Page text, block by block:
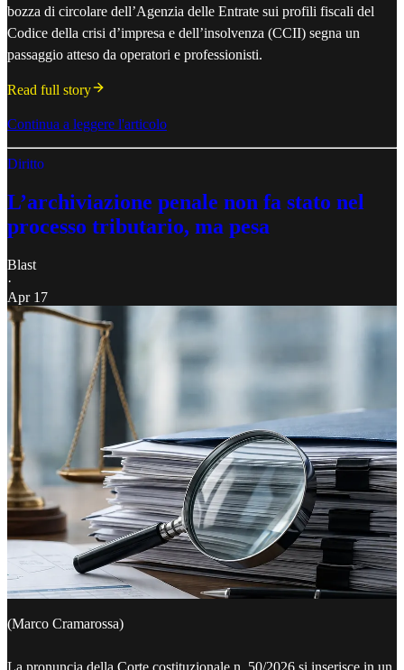
bozza di circolare dell’Agenzia delle Entrate sui profili fiscali del
Codice della crisi d’impresa e dell’insolvenza (CCII) segna un
passaggio atteso da operatori e professionisti.
Read full story
Continua a leggere l'articolo
Diritto
L’archiviazione penale non fa stato nel
processo tributario, ma pesa
Blast
·
Apr 17
(Marco Cramarossa)
La pronuncia della Corte costituzionale n. 50/2026 si inserisce in un